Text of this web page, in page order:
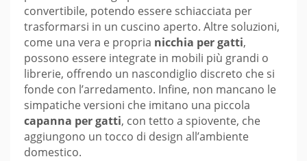
convertibile, potendo essere schiacciata per
trasformarsi in un cuscino aperto. Altre soluzioni,
come una vera e propria nicchia per gatti,
possono essere integrate in mobili più grandi o
librerie, offrendo un nascondiglio discreto che si
fonde con l’arredamento. Infine, non mancano le
simpatiche versioni che imitano una piccola
capanna per gatti, con tetto a spiovente, che
aggiungono un tocco di design all’ambiente
domestico.